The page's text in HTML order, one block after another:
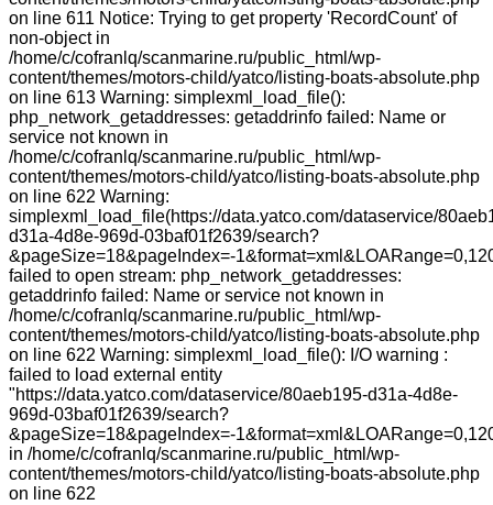
on line 611 Notice: Trying to get property 'RecordCount' of
non-object in
/home/c/cofranlq/scanmarine.ru/public_html/wp-
content/themes/motors-child/yatco/listing-boats-absolute.php
on line 613 Warning: simplexml_load_file():
php_network_getaddresses: getaddrinfo failed: Name or
service not known in
/home/c/cofranlq/scanmarine.ru/public_html/wp-
content/themes/motors-child/yatco/listing-boats-absolute.php
on line 622 Warning:
simplexml_load_file(https://data.yatco.com/dataservice/
d31a-4d8e-969d-03baf01f2639/search?
&pageSize=18&pageIndex=-
failed to open stream: php_network_getaddresses:
getaddrinfo failed: Name or service not known in
/home/c/cofranlq/scanmarine.ru/public_html/wp-
content/themes/motors-child/yatco/listing-boats-absolute.php
on line 622 Warning: simplexml_load_file(): I/O warning :
failed to load external entity
"https://data.yatco.com/dataservice/80aeb195-d31a-4d8e-
969d-03baf01f2639/search?
&pageSize=18&pageIndex=-
in /home/c/cofranlq/scanmarine.ru/public_html/wp-
content/themes/motors-child/yatco/listing-boats-absolute.php
on line 622